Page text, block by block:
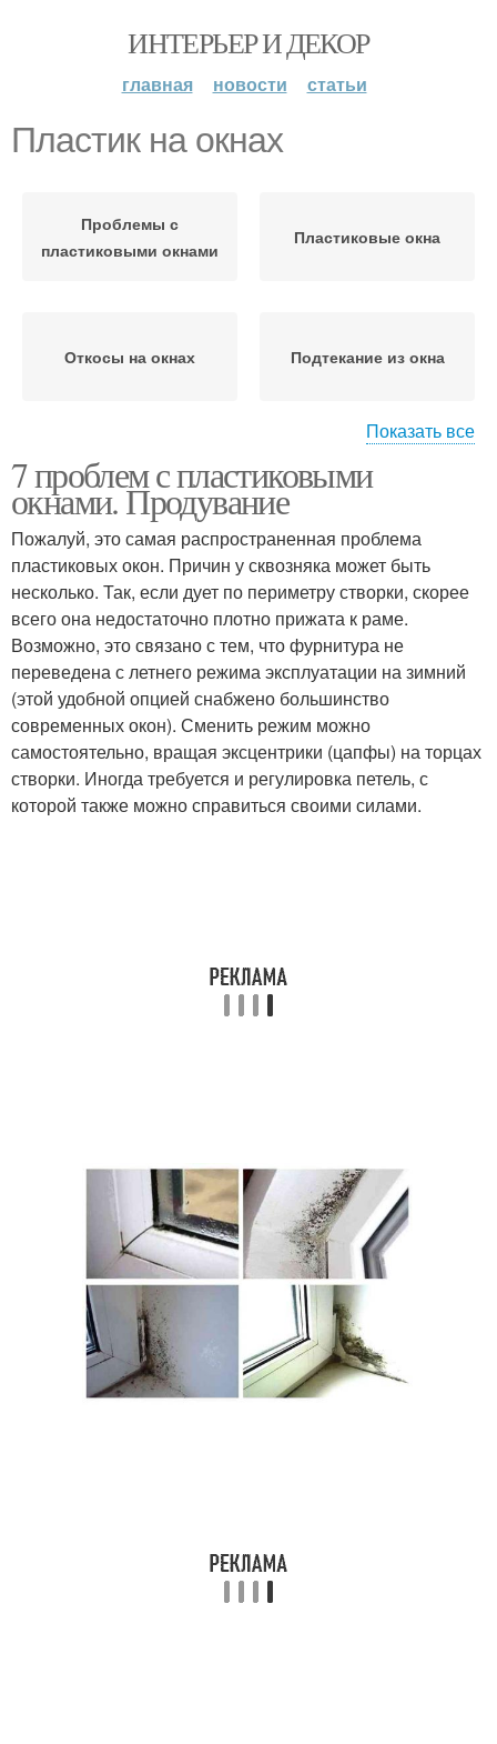
ИНТЕРЬЕР И ДЕКОР
главная новости статьи
Пластик на окнах
Проблемы с
пластиковыми окнами
Пластиковые окна
Откосы на окнах Подтекание из окна
Налет на окнах Грязные окна
Загрязненные окна Окна на балконе
Показать все
7 проблем с пластиковыми
окнами. Продувание
Пожалуй, это самая распространенная проблема
пластиковых окон. Причин у сквозняка может быть
несколько. Так, если дует по периметру створки, скорее
всего она недостаточно плотно прижата к раме.
Возможно, это связано с тем, что фурнитура не
переведена с летнего режима эксплуатации на зимний
(этой удобной опцией снабжено большинство
современных окон). Сменить режим можно
самостоятельно, вращая эксцентрики (цапфы) на торцах
створки. Иногда требуется и регулировка петель, с
которой также можно справиться своими силами.